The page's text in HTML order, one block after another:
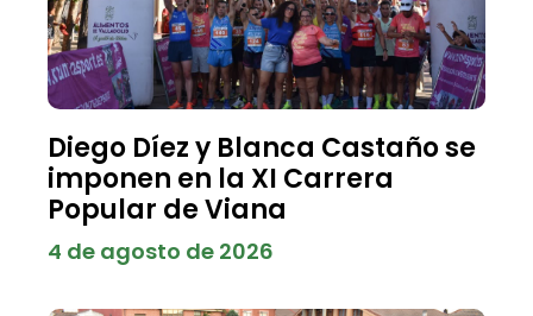
Diego Díez y Blanca Castaño se
imponen en la XI Carrera
Popular de Viana
4 de agosto de 2026